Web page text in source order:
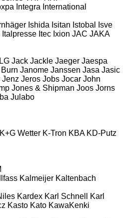
Integra International
Ishida Isitan Istobal
Isve
Italpresse Itec Ixion JAC JAKA
Jack Jackle Jaeger Jaespa
Janome Janssen Jasa Jasic
Jenz Jeros Jobs Jocar John
Jones & Shipman Joos Jorns
Julabo
K+G Wetter K-Tron KBA KD-Putz
Kalmeijer Kaltenbach
Kardex Karl Schnell
Karl
Kasto Kato KawaKenki